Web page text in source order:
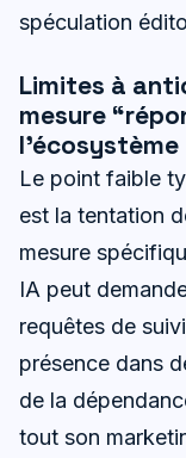
spéculation
Limites à
mesure
l’écosystème
Le point faible
est la tentation
mesure
IA peut
requêtes de
présence dans
de la
tout son